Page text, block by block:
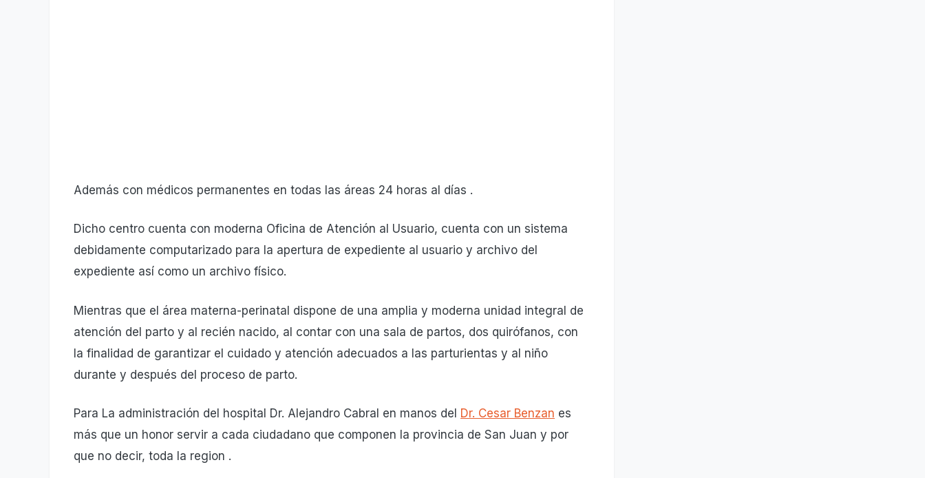
Además con médicos permanentes en todas las áreas 24 horas al días .
Dicho centro cuenta con moderna Oficina de Atención al Usuario, cuenta con un sistema
debidamente computarizado para la apertura de expediente al usuario y archivo del
expediente así como un archivo físico.
Mientras que el área materna-perinatal dispone de una amplia y moderna unidad integral de
atención del parto y al recién nacido, al contar con una sala de partos, dos quirófanos, con
la finalidad de garantizar el cuidado y atención adecuados a las parturientas y al niño
durante y después del proceso de parto.
Para La administración del hospital Dr. Alejandro Cabral en manos del Dr. Cesar Benzan es
más que un honor servir a cada ciudadano que componen la provincia de San Juan y por
que no decir, toda la region .